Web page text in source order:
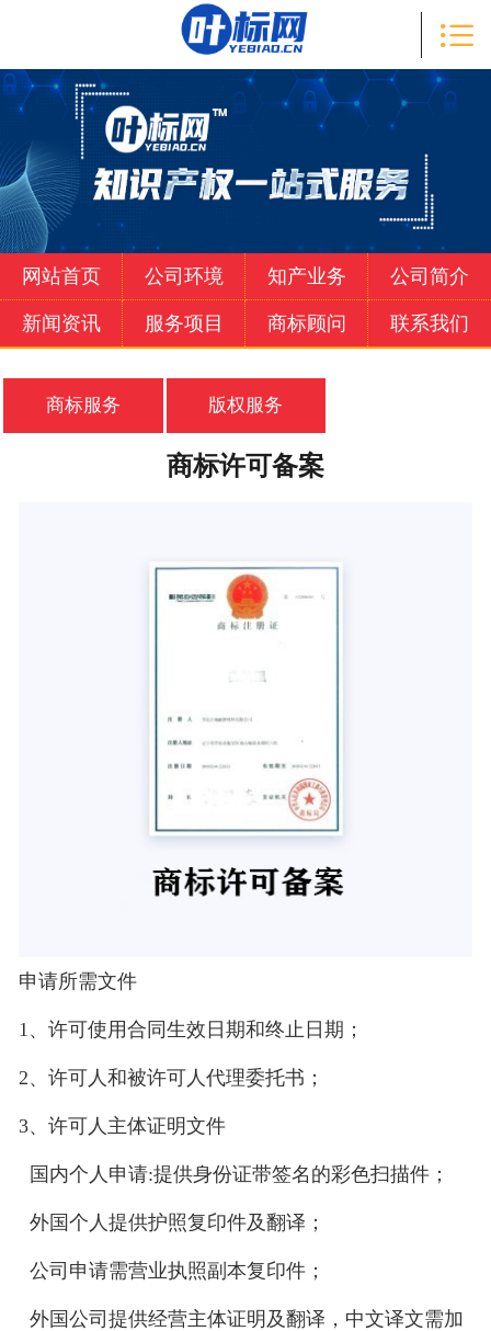
知产业务
新闻资讯
服务项目
商标顾问

网站首页 公司环境 知产业务 公司简介
新闻资讯 服务项目 商标顾问 联系我们
商标服务 版权服务
商标许可备案
申请所需文件
1、许可使用合同生效日期和终止日期；
2、许可人和被许可人代理委托书；
3、许可人主体证明文件
国内个人申请:提供身份证带签名的彩色扫描件；
外国个人提供护照复印件及翻译；
公司申请需营业执照副本复印件；
外国公司提供经营主体证明及翻译，中文译文需加